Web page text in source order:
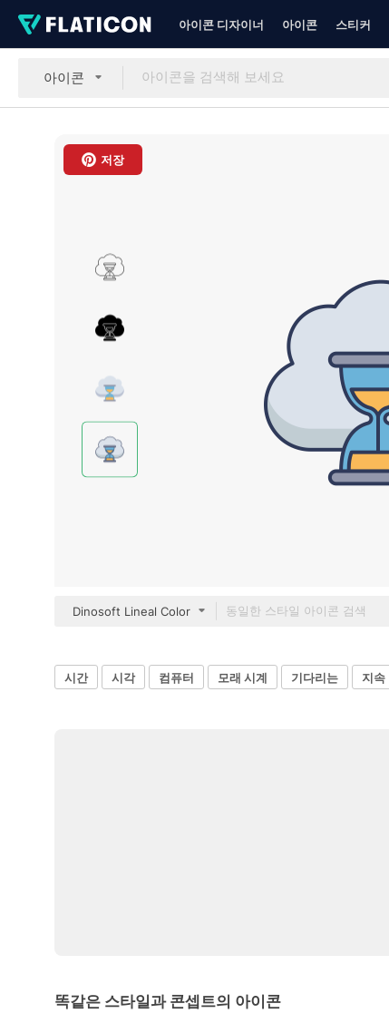
아이콘 디자이너 아이콘 스티커
아이콘
저장
Dinosoft Lineal Color
시간 시각 컴퓨터 모래 시계 기다리는 지속
똑같은 스타일과 콘셉트의 아이콘